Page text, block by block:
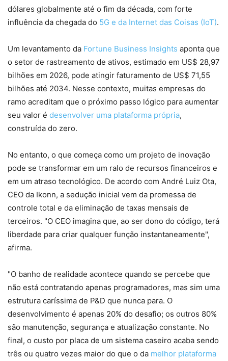
dólares globalmente até o fim da década, com forte
influência da chegada do 5G e da Internet das Coisas (IoT).
Um levantamento da Fortune Business Insights aponta que
o setor de rastreamento de ativos, estimado em US$ 28,97
bilhões em 2026, pode atingir faturamento de US$ 71,55
bilhões até 2034. Nesse contexto, muitas empresas do
ramo acreditam que o próximo passo lógico para aumentar
seu valor é desenvolver uma plataforma própria,
construída do zero.
No entanto, o que começa como um projeto de inovação
pode se transformar em um ralo de recursos financeiros e
em um atraso tecnológico. De acordo com André Luiz Ota,
CEO da Ikonn, a sedução inicial vem da promessa de
controle total e da eliminação de taxas mensais de
terceiros. "O CEO imagina que, ao ser dono do código, terá
liberdade para criar qualquer função instantaneamente",
afirma.
"O banho de realidade acontece quando se percebe que
não está contratando apenas programadores, mas sim uma
estrutura caríssima de P&D que nunca para. O
desenvolvimento é apenas 20% do desafio; os outros 80%
são manutenção, segurança e atualização constante. No
final, o custo por placa de um sistema caseiro acaba sendo
três ou quatro vezes maior do que o da melhor plataforma